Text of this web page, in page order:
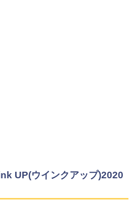
UP(ウインクアップ)2020